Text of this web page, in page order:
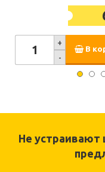
+
-
В
Не устраивают